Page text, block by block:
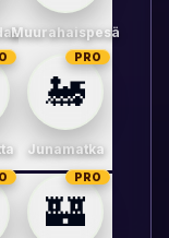
Muurahaispesä
🚂
PRO
Junamatka
🏰
PRO